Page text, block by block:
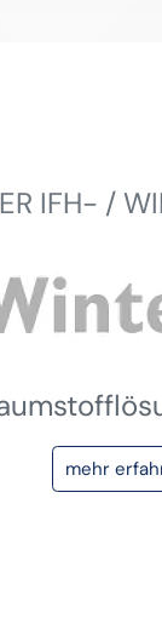
IFH- /
mehr